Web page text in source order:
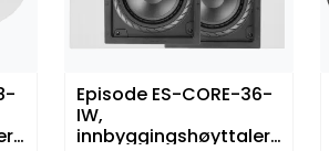
Episode ES-CORE-36-
IW,
innbyggingshøyttalere